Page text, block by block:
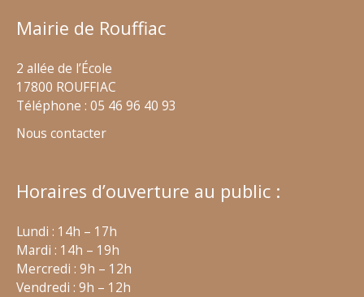
Mairie de Rouffiac
2 allée de l’École
17800 ROUFFIAC
Téléphone : 05 46 96 40 93
Nous contacter
Horaires d’ouverture au public :
Lundi : 14h – 17h
Mardi : 14h – 19h
Mercredi : 9h – 12h
Vendredi : 9h – 12h